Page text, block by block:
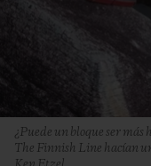
¿Puede un bloque ser
The Finnish Line hacían